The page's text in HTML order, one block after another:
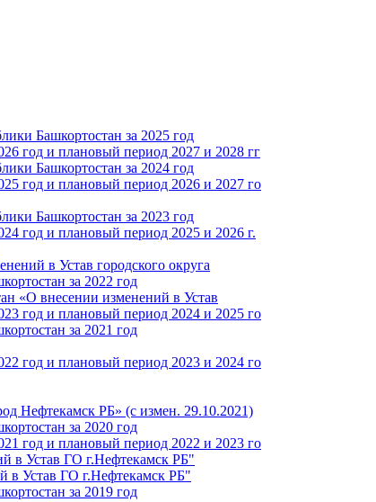
Башкортостан за 2025 год
год и плановый период 2027 и 2028 гг
Башкортостан за 2024 год
год и плановый период 2026 и 2027 го
Башкортостан за 2023 год
год и плановый период 2025 и 2026 г.
в Устав городского округа
за 2022 год
«О внесении изменений в Устав
год и плановый период 2024 и 2025 го
за 2021 год
год и плановый период 2023 и 2024 го
Нефтекамск РБ» (с измен. 29.10.2021)
за 2020 год
год и плановый период 2022 и 2023 го
в Устав ГО г.Нефтекамск РБ"
в Устав ГО г.Нефтекамск РБ"
за 2019 год